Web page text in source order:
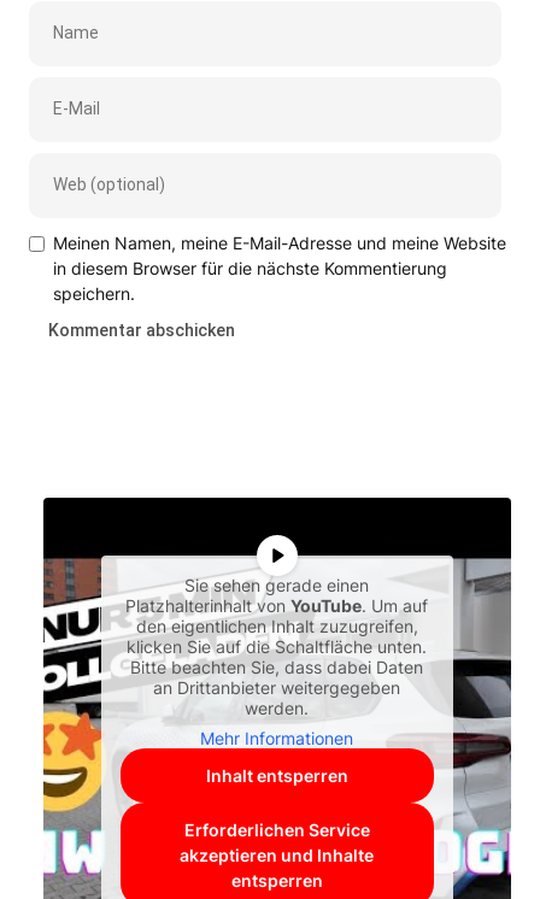
Meinen Namen, meine E-Mail-Adresse und meine Website
in diesem Browser für die nächste Kommentierung
speichern.
Sie sehen gerade einen
Platzhalterinhalt vonYouTube. Um auf
den eigentlichen Inhalt zuzugreifen,
klicken Sie auf die Schaltfläche unten.
Bitte beachten Sie, dass dabei Daten
an Drittanbieter weitergegeben
werden.
Mehr Informationen
Inhalt entsperren
Erforderlichen Service
akzeptieren und Inhalte
entsperren